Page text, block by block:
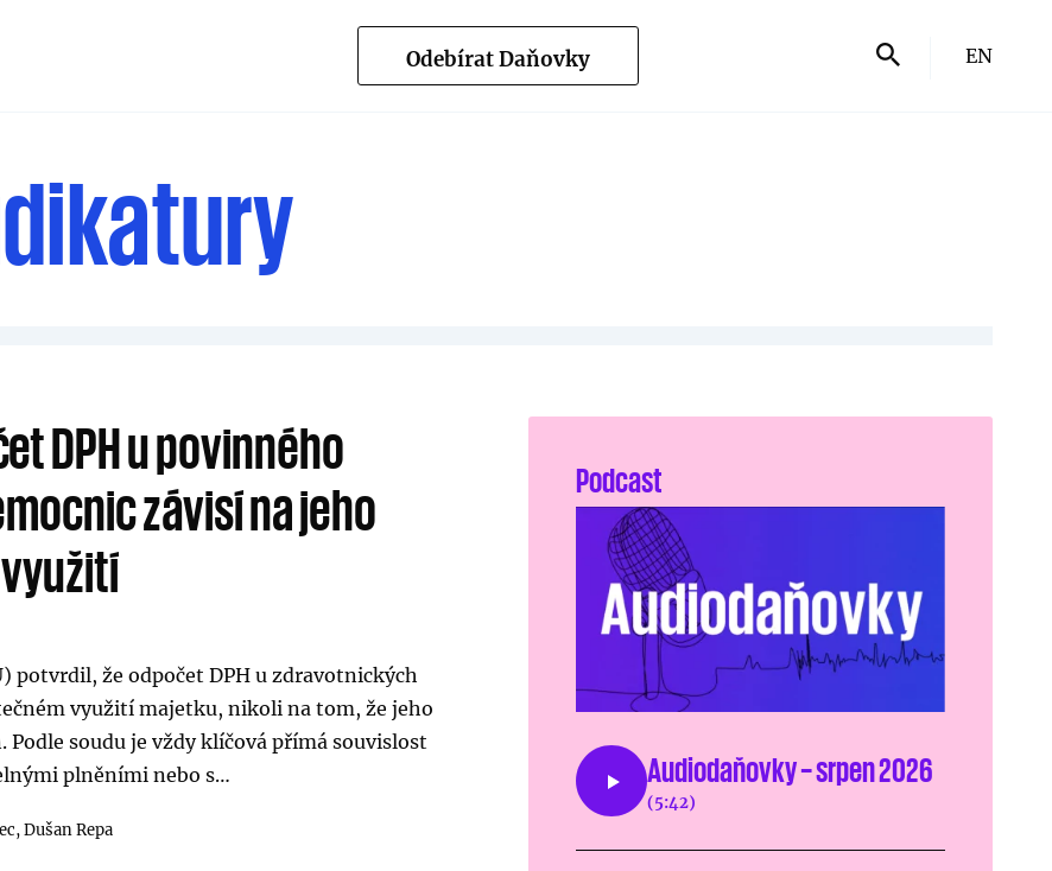
Odebírat Daňovky EN
DPH u povinného
závisí na jeho
potvrdil, že odpočet DPH u zdravotnických
využití majetku, nikoli na tom, že jeho
Podle soudu je vždy klíčová přímá souvislost
plněními nebo s…
Dušan Repa
Podcast
Audiodaňovky – srpen 2026
(5:42)